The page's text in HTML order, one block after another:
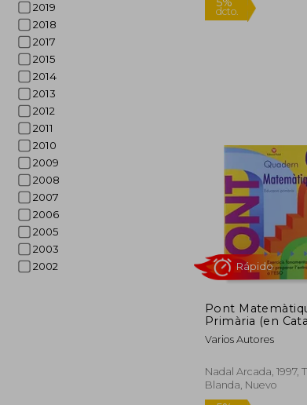
2019
2018
2017
2015
2014
2013
2012
2011
2010
2009
2008
2007
2006
2005
2003
2002
5%
dcto.
Pont
Primària (en
Varios Autores
Nadal Arcada, 1997,
Blanda, Nuevo